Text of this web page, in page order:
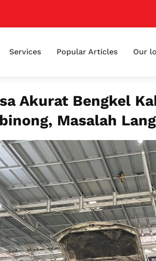
Services Popular Articles Our
Akurat Bengkel
Masalah